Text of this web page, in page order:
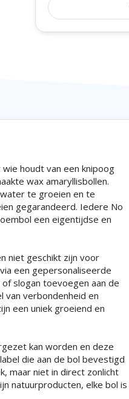
houdt van een knipoog
wax amaryllisbollen.
te groeien en te
gegarandeerd. Iedere No
een eigentijdse en
niet geschikt zijn voor
een gepersonaliseerde
slogan toevoegen aan de
verbondenheid en
een uniek groeiend en
kan worden en deze
die aan de bol bevestigd
maar niet in direct zonlicht
natuurproducten, elke bol is